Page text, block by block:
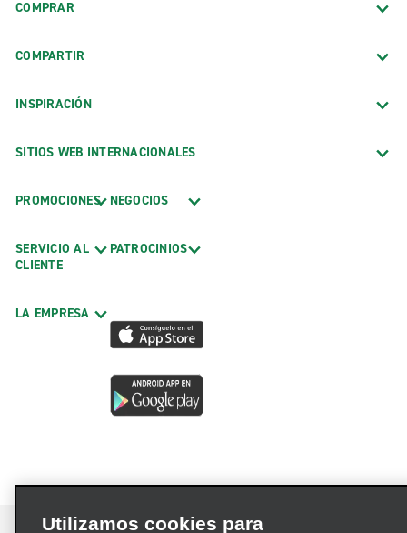
COMPRAR
COMPARTIR
INSPIRACIÓN
SITIOS WEB INTERNACIONALES
PROMOCIONES
SERVICIO AL
CLIENTE
LA EMPRESA
NEGOCIOS
PATROCINIOS
Utilizamos cookies para